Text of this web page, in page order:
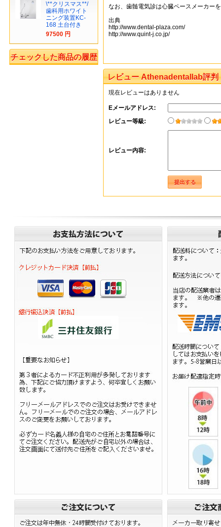
なお、歯髄電気診は心臓ペースメーカー
出典
http://www.dental-plaza.com/
http://www.quint-j.co.jp/
レビュー Athenadentallab評判
現在レビューはありません
Eメールアドレス:
レビュー等級:
レビュー内容:
\**クリスマス**/
歯科用ホワイト
ニング装置KC-
168 土台付き
97500 円
チェックした商品の履歴